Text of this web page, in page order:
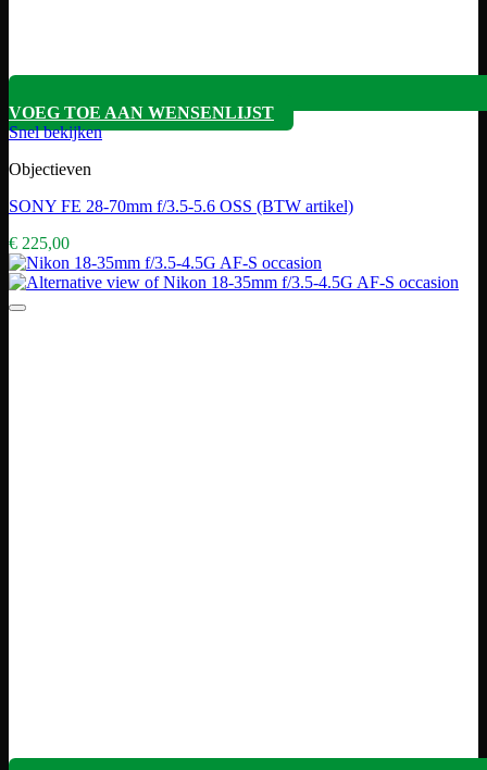
VOEG TOE AAN WENSENLIJST
Snel bekijken
Objectieven
SONY FE 28-70mm f/3.5-5.6 OSS (BTW artikel)
€ 225,00